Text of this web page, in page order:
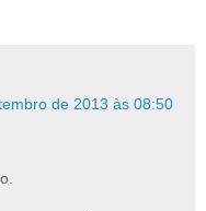
de 2013 às 08:50